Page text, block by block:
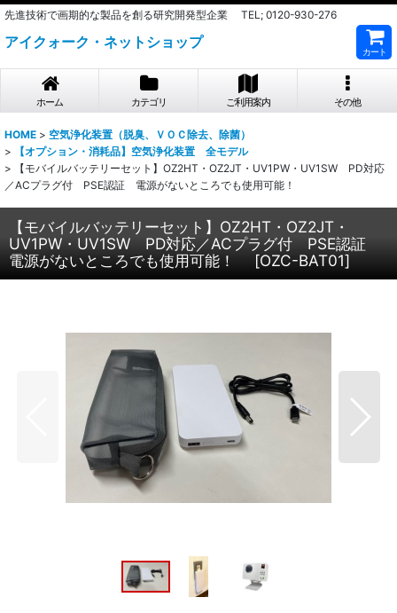
先進技術で画期的な製品を創る研究開発型企業 TEL; 0120-930-276
アイクォーク・ネットショップ
カート
ホーム カテゴリ ご利用案内 その他
HOME > 空気浄化装置（脱臭、ＶＯＣ除去、除菌）
>
【オプション・消耗品】空気浄化装置 全モデル
>
【モバイルバッテリーセット】OZ2HT・OZ2JT・UV1PW・UV1SW PD対応
／ACプラグ付 PSE認証 電源がないところでも使用可能！
【モバイルバッテリーセット】OZ2HT・OZ2JT・
UV1PW・UV1SW PD対応／ACプラグ付 PSE認証
電源がないところでも使用可能！
[OZC-BAT01]